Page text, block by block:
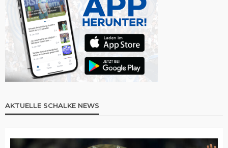
AKTUELLE SCHALKE NEWS